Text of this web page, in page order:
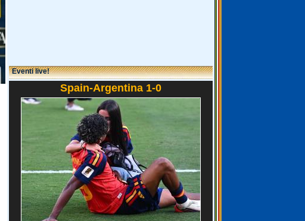
Eventi live!
Spain-Argentina 1-0